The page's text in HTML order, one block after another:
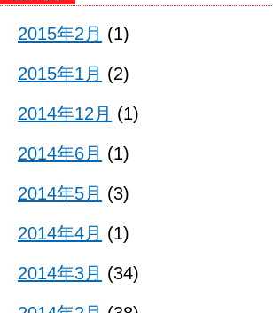
2015年2月 (1)
2015年1月 (2)
2014年12月 (1)
2014年6月 (1)
2014年5月 (3)
2014年4月 (1)
2014年3月 (34)